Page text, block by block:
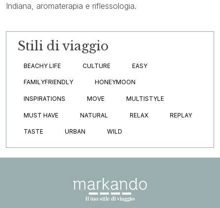
Indiana, aromaterapia e riflessologia.
Stili di viaggio
BEACHY LIFE CULTURE EASY
FAMILYFRIENDLY HONEYMOON
INSPIRATIONS MOVE MULTISTYLE
MUST HAVE NATURAL RELAX REPLAY
TASTE URBAN WILD